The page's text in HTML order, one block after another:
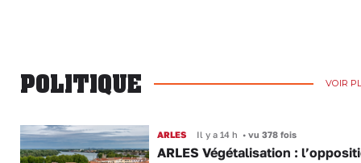
POLITIQUE VOIR
ARLES Il y a 14 h •vu 378 fois
ARLES Végétalisation :